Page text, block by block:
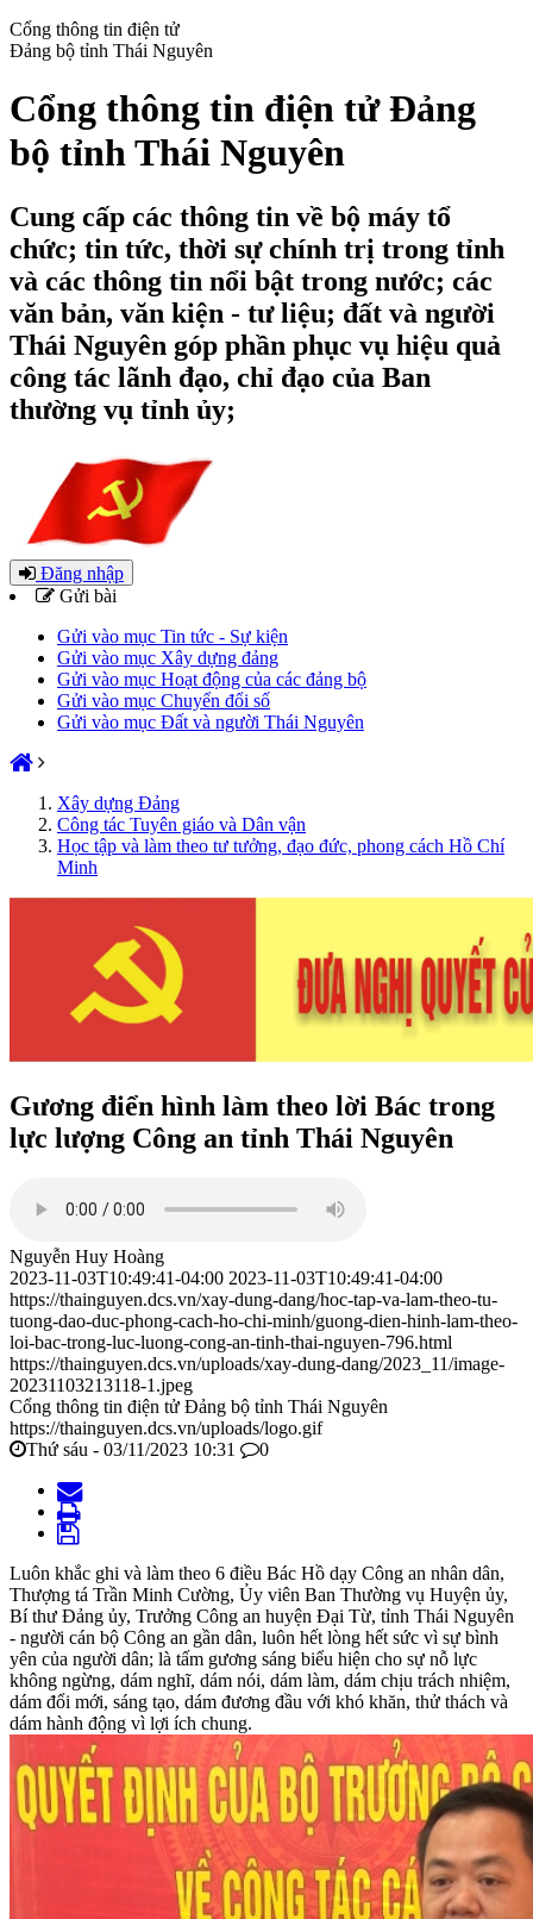
Cổng thông tin điện tử
Đảng bộ tỉnh Thái Nguyên
Cổng thông tin điện tử Đảng
bộ tỉnh Thái Nguyên
Cung cấp các thông tin về bộ máy tổ
chức; tin tức, thời sự chính trị trong tỉnh
và các thông tin nổi bật trong nước; các
văn bản, văn kiện - tư liệu; đất và người
Thái Nguyên góp phần phục vụ hiệu quả
công tác lãnh đạo, chỉ đạo của Ban
thường vụ tỉnh ủy;
Đăng nhập
Gửi bài
Gửi vào mục Tin tức - Sự kiện
Gửi vào mục Xây dựng đảng
Gửi vào mục Hoạt động của các đảng bộ
Gửi vào mục Chuyển đổi số
Gửi vào mục Đất và người Thái Nguyên
Xây dựng Đảng
Công tác Tuyên giáo và Dân vận
Học tập và làm theo tư tưởng, đạo đức, phong cách Hồ Chí
Minh
Gương điển hình làm theo lời Bác trong
lực lượng Công an tỉnh Thái Nguyên
Nguyễn Huy Hoàng
2023-11-03T10:49:41-04:00 2023-11-03T10:49:41-04:00
https://thainguyen.dcs.vn/xay-dung-dang/hoc-tap-va-lam-theo-tu-
tuong-dao-duc-phong-cach-ho-chi-minh/guong-dien-hinh-lam-theo-
loi-bac-trong-luc-luong-cong-an-tinh-thai-nguyen-796.html
https://thainguyen.dcs.vn/uploads/xay-dung-dang/2023_11/image-
20231103213118-1.jpeg
Cổng thông tin điện tử Đảng bộ tỉnh Thái Nguyên
https://thainguyen.dcs.vn/uploads/logo.gif
Thứ sáu - 03/11/2023 10:31
0
Luôn khắc ghi và làm theo 6 điều Bác Hồ dạy Công an nhân dân,
Thượng tá Trần Minh Cường, Ủy viên Ban Thường vụ Huyện ủy,
Bí thư Đảng ủy, Trưởng Công an huyện Đại Từ, tỉnh Thái Nguyên
- người cán bộ Công an gần dân, luôn hết lòng hết sức vì sự bình
yên của người dân; là tấm gương sáng biểu hiện cho sự nỗ lực
không ngừng, dám nghĩ, dám nói, dám làm, dám chịu trách nhiệm,
dám đổi mới, sáng tạo, dám đương đầu với khó khăn, thử thách và
dám hành động vì lợi ích chung.